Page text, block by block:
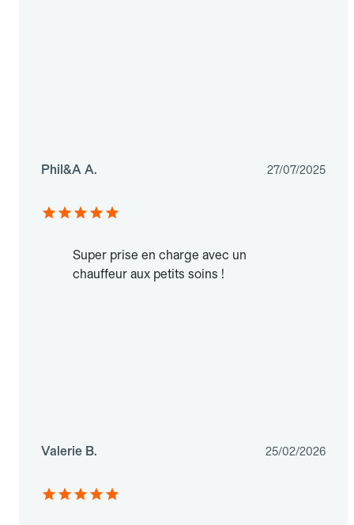
Phil&A A. 27/07/2025
Super prise en charge avec un
chauffeur aux petits soins !
Valerie B. 25/02/2026